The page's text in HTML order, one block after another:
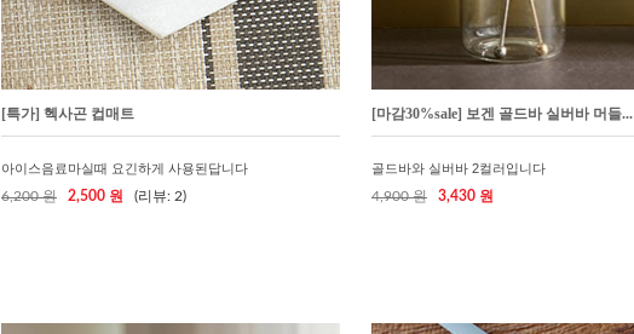
[특가] 헥사곤 컵매트
아이스음료마실때 요긴하게 사용된답니다
6,200 원
2,500 원 (리뷰: 2)
[마감30%sale] 보겐 골드바 실버바 머들...
골드바와 실버바 2컬러입니다
4,900 원
3,430 원